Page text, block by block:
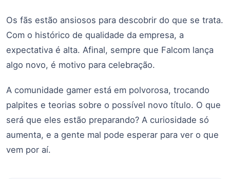
Os fãs estão ansiosos para descobrir do que se trata.
Com o histórico de qualidade da empresa, a
expectativa é alta. Afinal, sempre que Falcom lança
algo novo, é motivo para celebração.
A comunidade gamer está em polvorosa, trocando
palpites e teorias sobre o possível novo título. O que
será que eles estão preparando? A curiosidade só
aumenta, e a gente mal pode esperar para ver o que
vem por aí.